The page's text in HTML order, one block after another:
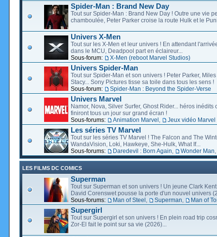
Spider-Man : Brand New Day
Tout sur Spider-Man : Brand New Day ! Outre une vie
chamboulée, Peter Parker croise la route Hulk et le
Univers X-Men
Tout sur les X-Men et leur univers ! En attendant
dans le MCU, Deadpool part en éclaireur...
Sous-forum:
X-Men (reboot Marvel Studios)
Univers Spider-Man
Tout sur Spider-Man et son univers ! Peter Parker,
Stacy... Sony Pictures tisse sa toile dans tous les sens !
Sous-forum:
Spider-Man : Beyond the Spider-Verse
Univers Marvel
Namor, Nova, Silver Surfer, Ghost Rider... héros inédits
finiront tous un jour sur grand écran !
Sous-forums:
Animation Marvel Jeux vidéo Marvel
Les séries TV Marvel
Tout sur les séries TV Marvel ! The Falcon and The
WandaVision, Loki, Hawkeye, She-Hulk, What If...
Sous-forums:
Daredevil : Born Again Wonder Man
LES FILMS DC COMICS
Superman
Tout sur Superman et son univers ! Un jeune Clark
David Corenswet pousse la porte d'un nouvel univers
Sous-forums:
Man of Steel Superman Man of
Supergirl
Tout sur Supergirl et son univers ! En plein road trip
Zor-El fait le point sur sa vie (2026)...